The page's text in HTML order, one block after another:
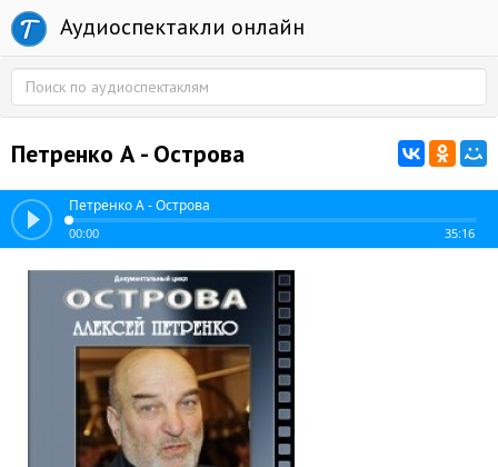
Аудиоспектакли онлайн
Петренко А - Острова
Петренко А - Острова
00:00 35:16